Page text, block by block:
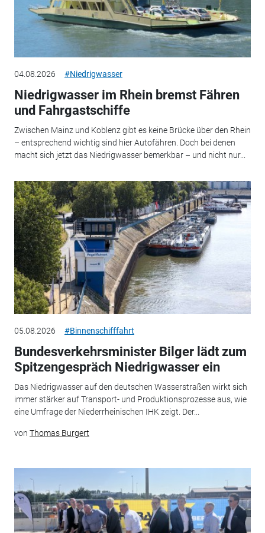
04.08.2026 #Niedrigwasser
Niedrigwasser im Rhein bremst Fähren
und Fahrgastschiffe
Zwischen Mainz und Koblenz gibt es keine Brücke über den Rhein
– entsprechend wichtig sind hier Autofähren. Doch bei denen
macht sich jetzt das Niedrigwasser bemerkbar – und nicht nur...
05.08.2026 #Binnenschifffahrt
Bundesverkehrsminister Bilger lädt zum
Spitzengespräch Niedrigwasser ein
Das Niedrigwasser auf den deutschen Wasserstraßen wirkt sich
immer stärker auf Transport- und Produktionsprozesse aus, wie
eine Umfrage der Niederrheinischen IHK zeigt. Der...
von Thomas Burgert